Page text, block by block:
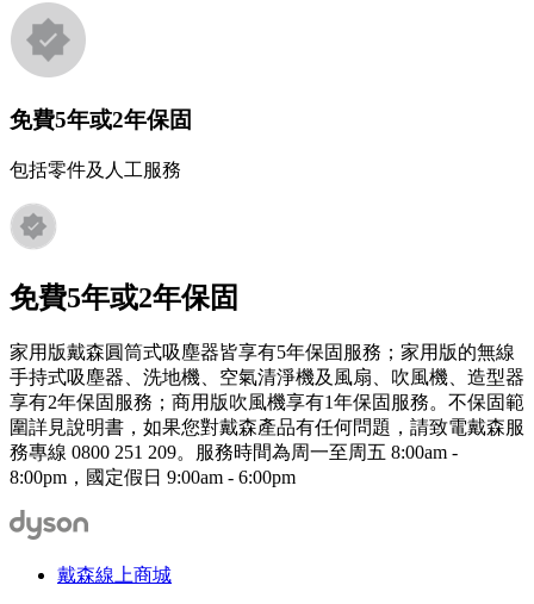
免費5年或2年保固
包括零件及人工服務
免費5年或2年保固
家用版戴森圓筒式吸塵器皆享有5年保固服務；家用版的無線
手持式吸塵器、洗地機、空氣清淨機及風扇、吹風機、造型器
享有2年保固服務；商用版吹風機享有1年保固服務。不保固範
圍詳見說明書，如果您對戴森產品有任何問題，請致電戴森服
務專線 0800 251 209。服務時間為周一至周五 8:00am -
8:00pm，國定假日 9:00am - 6:00pm
戴森線上商城